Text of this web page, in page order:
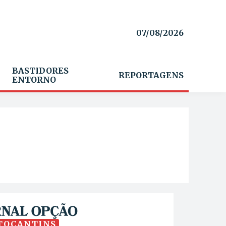
07/08/2026
BASTIDORES
ENTORNO
REPORTAGENS